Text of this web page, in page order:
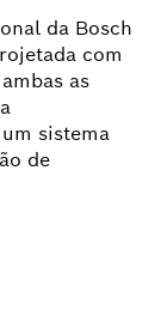
da Bosch
com
as
sistema
de